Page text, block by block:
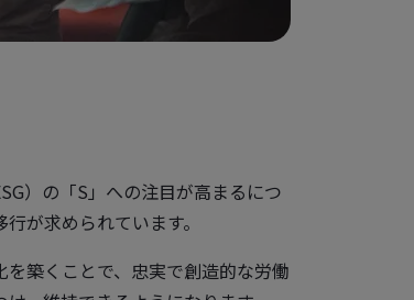
）の「S」への注目が高まるにつ
が求められています。
築くことで、忠実で創造的な労働